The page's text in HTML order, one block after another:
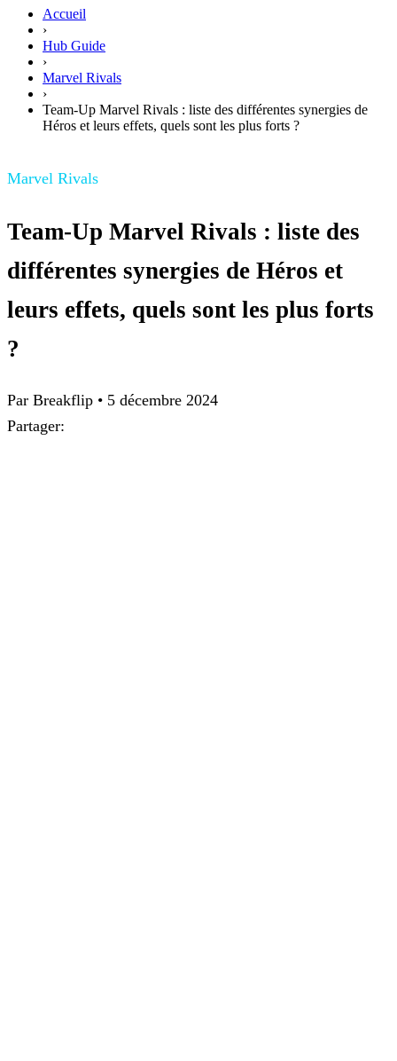
Accueil
›
Hub Guide
›
Marvel Rivals
›
Team-Up Marvel Rivals : liste des différentes synergies de
Héros et leurs effets, quels sont les plus forts ?
Marvel Rivals
Team-Up Marvel Rivals : liste des
différentes synergies de Héros et
leurs effets, quels sont les plus forts
?
Par Breakflip • 5 décembre 2024
Partager: